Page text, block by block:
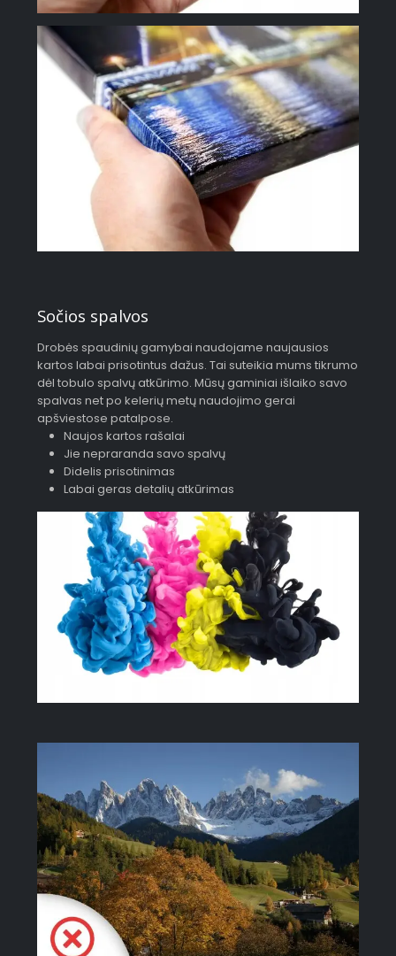
Sočios spalvos
Drobės spaudinių gamybai naudojame naujausios
kartos labai prisotintus dažus. Tai suteikia mums tikrumo
dėl tobulo spalvų atkūrimo. Mūsų gaminiai išlaiko savo
spalvas net po kelerių metų naudojimo gerai
apšviestose patalpose.
Naujos kartos rašalai
Jie nepraranda savo spalvų
Didelis prisotinimas
Labai geras detalių atkūrimas